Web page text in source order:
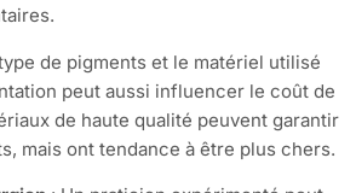
de pigments et le matériel utilisé
peut aussi influencer le coût de
de haute qualité peuvent garantir
mais ont tendance à être plus chers.